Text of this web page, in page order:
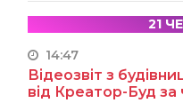
21
14:47
Відеозвіт з
від Креатор-Буд